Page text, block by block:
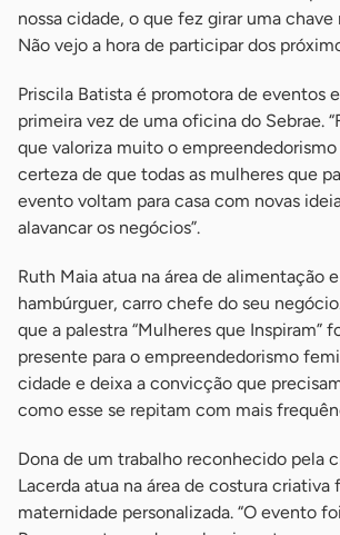
nossa cidade, o que fez girar uma chave
Não vejo a hora de participar dos
Priscila Batista é promotora de eventos
primeira vez de uma oficina do Sebrae.
que valoriza muito o
certeza de que todas as mulheres que
evento voltam para casa com novas
alavancar os negócios”.
Ruth Maia atua na área de alimentação
hambúrguer, carro chefe do seu
que a palestra “Mulheres que Inspiram”
presente para o empreendedorismo
cidade e deixa a convicção que
como esse se repitam com mais
Dona de um trabalho reconhecido pela
Lacerda atua na área de costura criativa
maternidade personalizada. “O evento